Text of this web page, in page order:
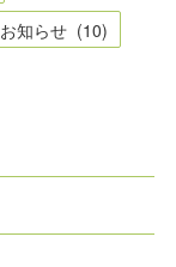
お知らせ (10)